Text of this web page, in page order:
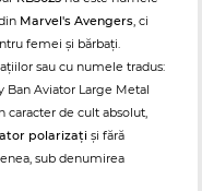
Marvel's Avengers, ci
femei și bărbați.
sau cu numele tradus:
Ban Aviator Large Metal
caracter de cult absolut,
polarizați și fără
sub denumirea